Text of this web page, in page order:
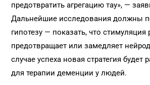
предотвратить агрегацию тау», —
Дальнейшие исследования должны
гипотезу — показать, что стимуляция
предотвращает или замедляет
случае успеха новая стратегия будет
для терапии деменции у людей.